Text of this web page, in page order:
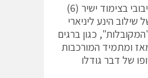
בצימוד ישיר (6)
הינע ליניארי
כגון ברגים
ומתמיד המורכבות
של דבר גודלו